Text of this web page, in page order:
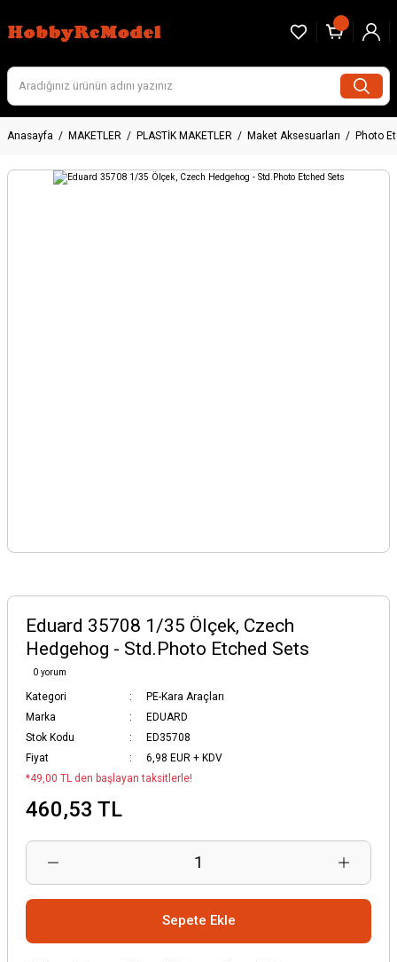
Anasayfa MAKETLER PLASTİK MAKETLER Maket Aksesuarları Photo
Eduard 35708 1/35 Ölçek, Czech
Hedgehog - Std.Photo Etched Sets
0 yorum
Kategori
PE-Kara Araçları
Marka
EDUARD
Stok Kodu
ED35708
Fiyat
6,98 EUR + KDV
*49,00 TL den başlayan taksitlerle!
460,53 TL
Sepete Ekle